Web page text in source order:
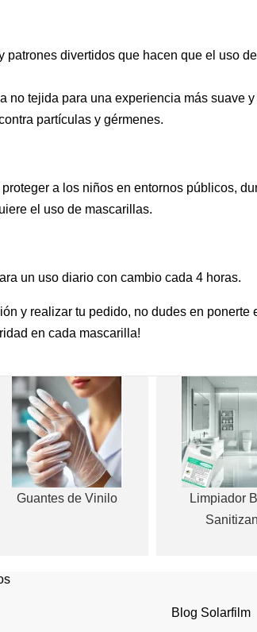
patrones divertidos que hacen que el uso
no tejida para una experiencia más suave
partículas y gérmenes.
proteger a los niños en entornos públicos,
el uso de mascarillas.
un uso diario con cambio cada 4 horas.
y realizar tu pedido, no dudes en ponerte
en cada mascarilla!
Guantes de Vinilo
Limpiador
Blog Solarfilm